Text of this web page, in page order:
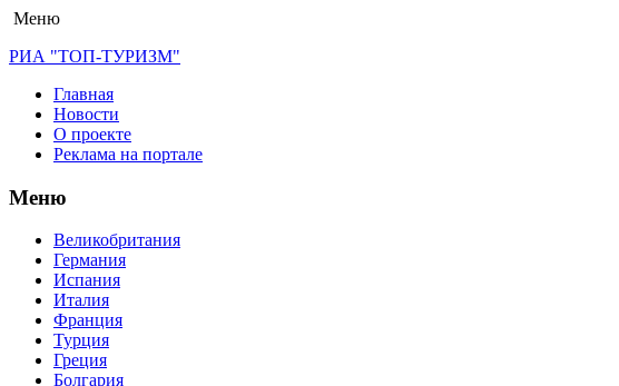
Меню
РИА "ТОП-ТУРИЗМ"
Главная
Новости
О проекте
Реклама на портале
Меню
Великобритания
Германия
Испания
Италия
Франция
Турция
Греция
Болгария